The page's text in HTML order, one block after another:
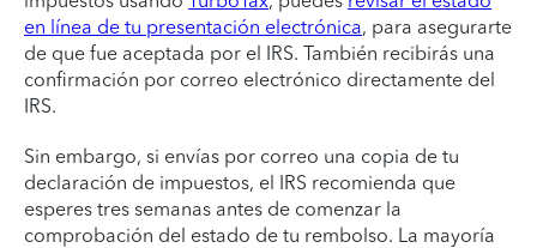
en línea de tu presentación electrónica, para asegurarte
de que fue aceptada por el IRS. También recibirás una
confirmación por correo electrónico directamente del
IRS.
Sin embargo, si envías por correo una copia de tu
declaración de impuestos, el IRS recomienda que
esperes tres semanas antes de comenzar la
comprobación del estado de tu rembolso. La mayoría